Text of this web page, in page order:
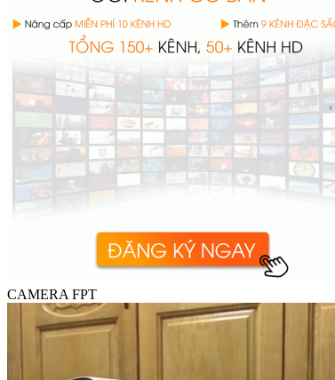
CAMERA FPT